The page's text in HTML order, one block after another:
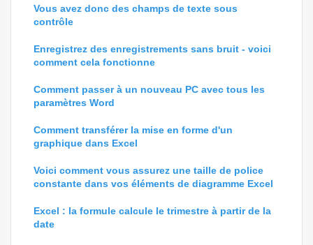
Vous avez donc des champs de texte sous
contrôle
Enregistrez des enregistrements sans bruit - voici
comment cela fonctionne
Comment passer à un nouveau PC avec tous les
paramètres Word
Comment transférer la mise en forme d'un
graphique dans Excel
Voici comment vous assurez une taille de police
constante dans vos éléments de diagramme Excel
Excel : la formule calcule le trimestre à partir de la
date